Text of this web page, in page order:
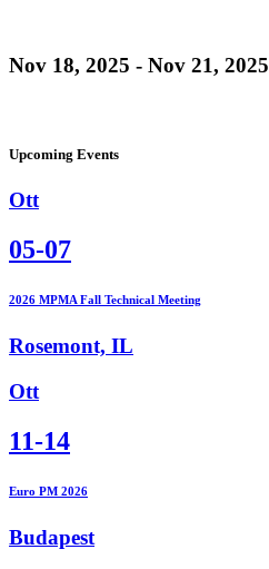
Nov 18, 2025 - Nov 21, 2025
Upcoming Events
Ott
05-07
2026 MPMA Fall Technical Meeting
Rosemont, IL
Ott
11-14
Euro PM 2026
Budapest